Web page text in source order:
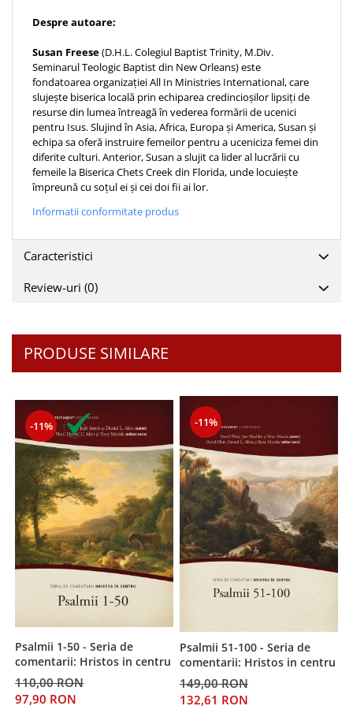
Despre autoare:
Susan Freese(D.H.L. Colegiul Baptist Trinity, M.Div.
Seminarul Teologic Baptist din New Orleans) este
fondatoarea organizației All In Ministries International, care
slujește biserica locală prin echiparea credincioșilor lipsiți de
resurse din lumea întreagă în vederea formării de ucenici
pentru Isus. Slujind în Asia, Africa, Europa și America, Susan și
echipa sa oferă instruire femeilor pentru a uceniciza femei din
diferite culturi. Anterior, Susan a slujit ca lider al lucrării cu
femeile la Biserica Chets Creek din Florida, unde locuiește
împreună cu soțul ei și cei doi fii ai lor.
Informatii conformitate produs
Caracteristici
Review-uri (0)
PRODUSE SIMILARE
-11%
Psalmii 1-50 - Seria de
comentarii: Hristos in centru
110,00 RON
97,90 RON
-11%
Psalmii 51-100 - Seria de
comentarii: Hristos in centru
149,00 RON
132,61 RON